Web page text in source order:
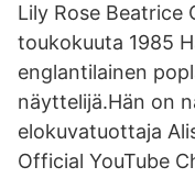
Lily Rose Beatrice
toukokuuta 1985
englantilainen
näyttelijä.Hän on
elokuvatuottaja
Official YouTube